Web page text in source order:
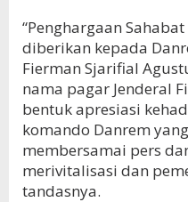
“Penghargaan
diberikan kepada
Fierman Sjarifial
nama pagar Jenderal
bentuk apresiasi
komando Danrem
membersamai pers
merivitalisasi dan
tandasnya.